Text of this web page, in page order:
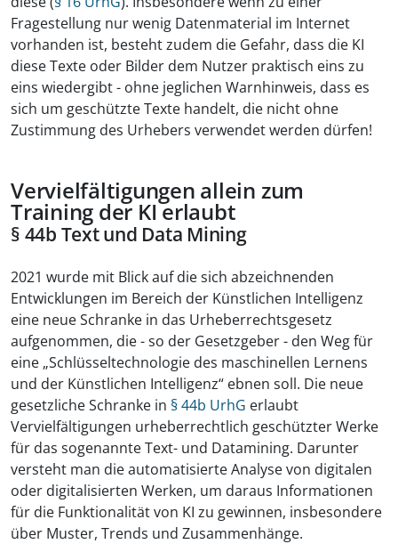
Fragestellung nur wenig Datenmaterial im Internet
vorhanden ist, besteht zudem die Gefahr, dass die KI
diese Texte oder Bilder dem Nutzer praktisch eins zu
eins wiedergibt - ohne jeglichen Warnhinweis, dass es
sich um geschützte Texte handelt, die nicht ohne
Zustimmung des Urhebers verwendet werden dürfen!
Vervielfältigungen allein zum
Training der KI erlaubt
§ 44b Text und Data Mining
2021 wurde mit Blick auf die sich abzeichnenden
Entwicklungen im Bereich der Künstlichen Intelligenz
eine neue Schranke in das Urheberrechtsgesetz
aufgenommen, die - so der Gesetzgeber - den Weg für
eine „Schlüsseltechnologie des maschinellen Lernens
und der Künstlichen Intelligenz“ ebnen soll. Die neue
gesetzliche Schranke in § 44b UrhG erlaubt
Vervielfältigungen urheberrechtlich geschützter Werke
für das sogenannte Text- und Datamining. Darunter
versteht man die automatisierte Analyse von digitalen
oder digitalisierten Werken, um daraus Informationen
für die Funktionalität von KI zu gewinnen, insbesondere
über Muster, Trends und Zusammenhänge.